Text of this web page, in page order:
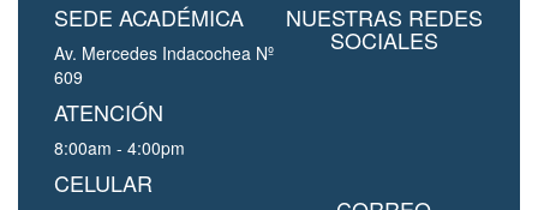
SEDE ACADÉMICA
Av. Mercedes Indacochea Nº
609
ATENCIÓN
8:00am - 4:00pm
CELULAR
NUESTRAS REDES
SOCIALES